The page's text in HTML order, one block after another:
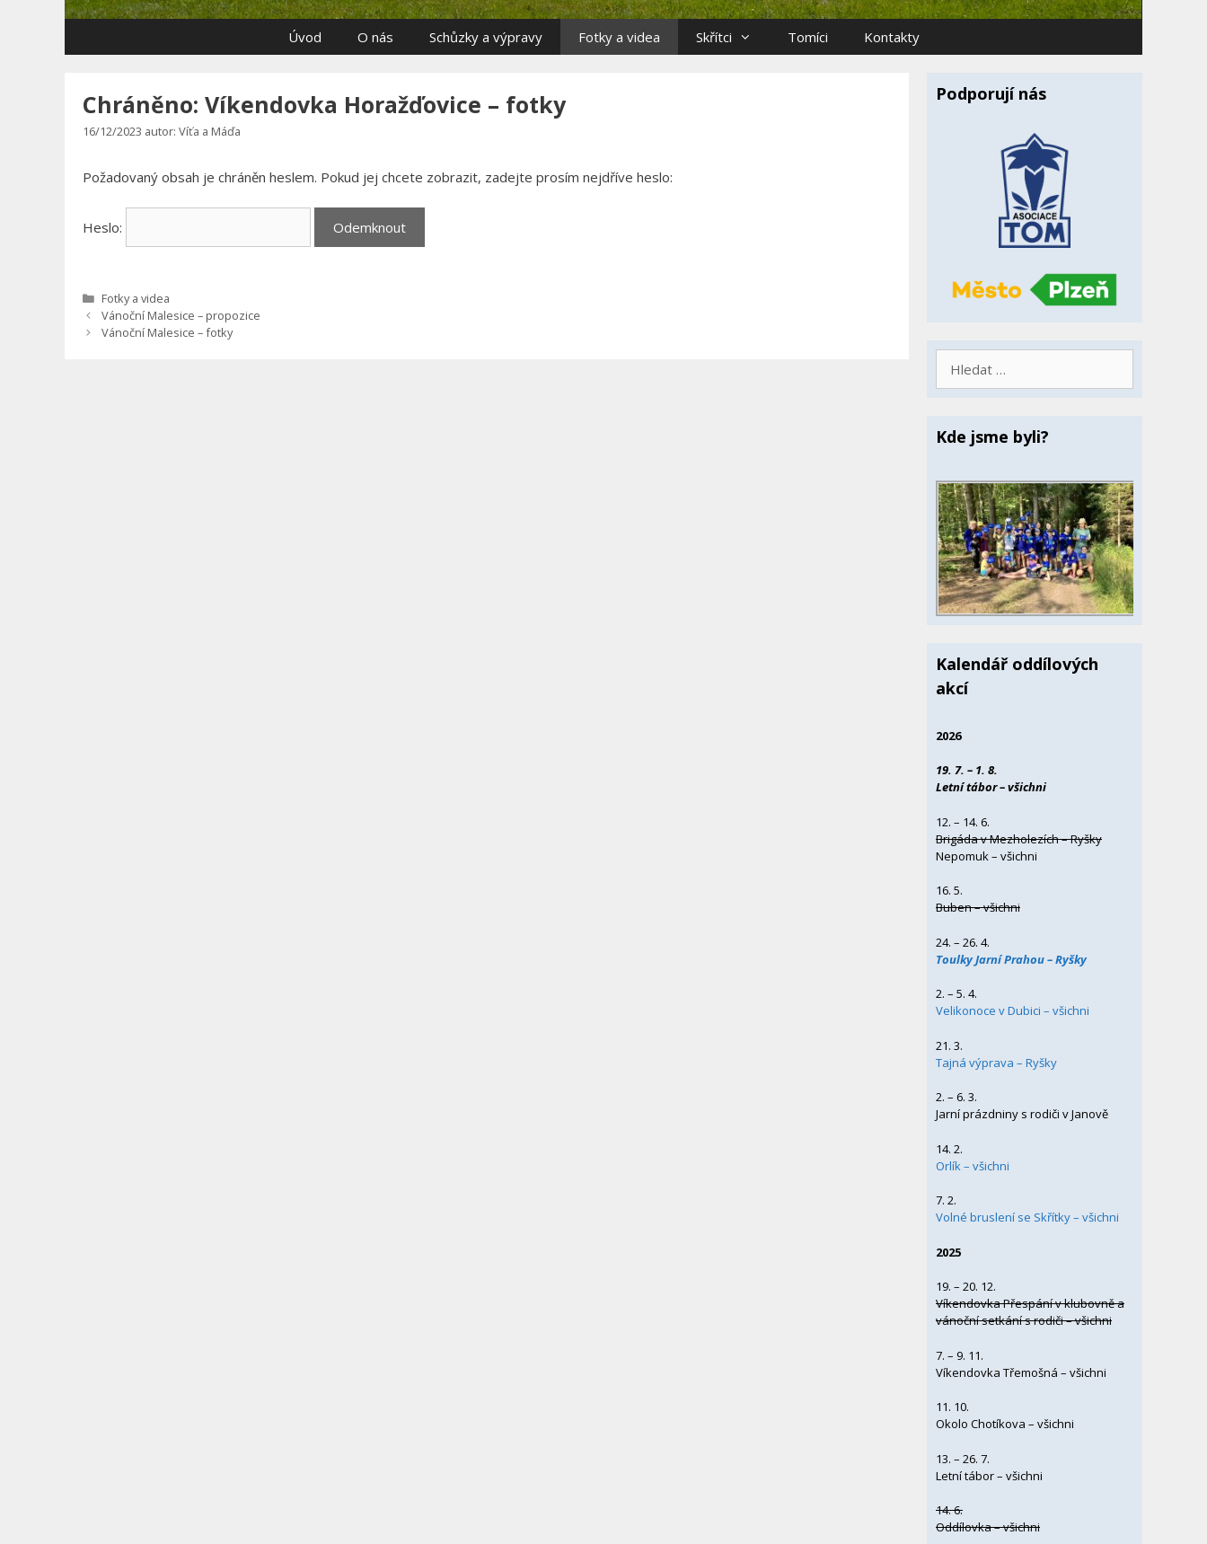
Úvod O nás Schůzky a výpravy Fotky a videa Skřítci Tomíci Kontakty
Chráněno: Víkendovka Horažďovice – fotky
16/12/2023 autor: Víťa a Máďa
Požadovaný obsah je chráněn heslem. Pokud jej chcete zobrazit, zadejte prosím nejdříve heslo:
Heslo:
Rubriky
Fotky a videa
Vánoční Malesice – propozice
Vánoční Malesice – fotky
Podporují nás
Kde jsme byli?
Kalendář oddílových
akcí
2026
19. 7. – 1. 8.
Letní tábor – všichni
12. – 14. 6.
Brigáda v Mezholezích – Ryšky
Nepomuk – všichni
16. 5.
Buben – všichni
24. – 26. 4.
Toulky Jarní Prahou – Ryšky
2. – 5. 4.
Velikonoce v Dubici – všichni
21. 3.
Tajná výprava – Ryšky
2. – 6. 3.
Jarní prázdniny s rodiči v Janově
14. 2.
Orlík – všichni
7. 2.
Volné bruslení se Skřítky – všichni
2025
19. – 20. 12.
Víkendovka Přespání v klubovně a
vánoční setkání s rodiči – všichni
7. – 9. 11.
Víkendovka Třemošná – všichni
11. 10.
Okolo Chotíkova – všichni
13. – 26. 7.
Letní tábor – všichni
14. 6.
Oddílovka – všichni